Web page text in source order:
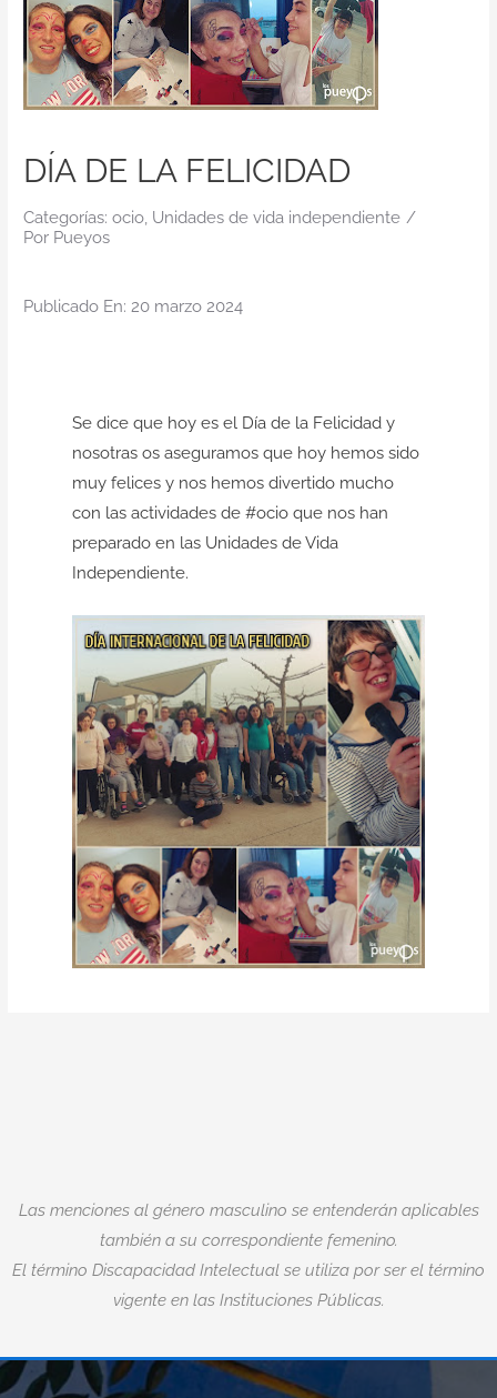
Contacto
DÍA DE LA FELICIDAD
Categorías: ocio, Unidades de vida independiente /
Por Pueyos
Publicado En: 20 marzo 2024
Se dice que hoy es el Día de la Felicidad y
nosotras os aseguramos que hoy hemos sido
muy felices y nos hemos divertido mucho
con las actividades de #ocio que nos han
preparado en las Unidades de Vida
Independiente.
Las menciones al género masculino se entenderán aplicables
también a su correspondiente femenino.
El término Discapacidad Intelectual se utiliza por ser el término
vigente en las Instituciones Públicas.